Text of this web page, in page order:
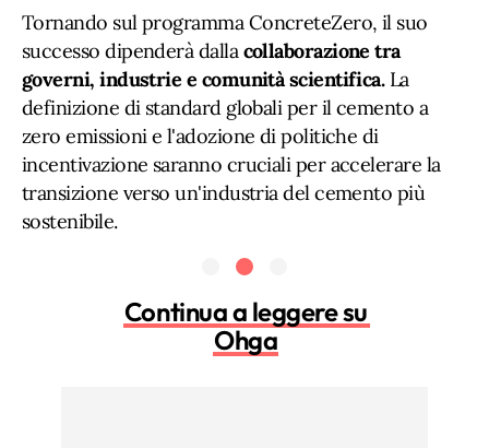
Tornando sul programma ConcreteZero, il suo
successo dipenderà dallacollaborazione tra
governi, industrie e comunità scientifica.La
definizione di standard globali per il cemento a
zero emissioni e l'adozione di politiche di
incentivazione saranno cruciali per accelerare la
transizione verso un'industria del cemento più
sostenibile.
Continua a leggere su
Ohga